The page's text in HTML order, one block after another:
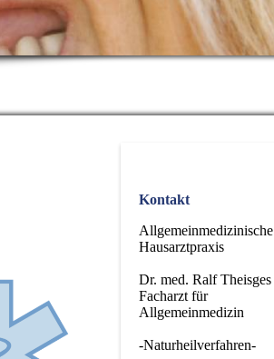
Kontakt
Allgemeinmedizinische
Hausarztpraxis
Dr. med. Ralf Theisges
Facharzt für
Allgemeinmedizin
-Naturheilverfahren-